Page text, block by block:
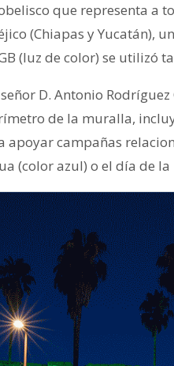
que representa a
(Chiapas y Yucatán),
(luz de color) se utilizó
D. Antonio
de la muralla,
campañas
(color azul) o el día de